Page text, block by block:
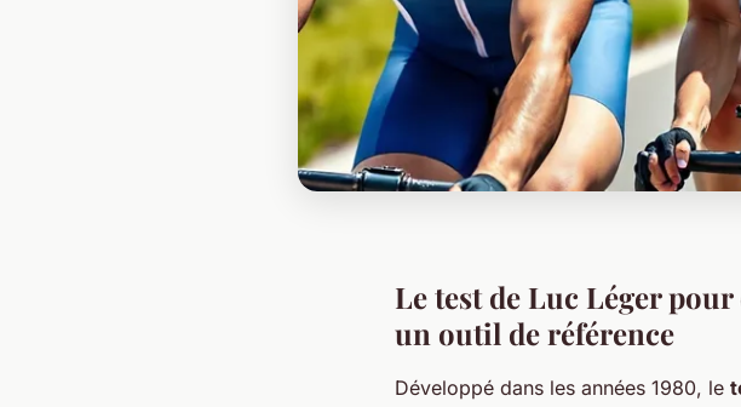
Le test de Luc Léger
un outil de référence
Développé dans les années 1980, le